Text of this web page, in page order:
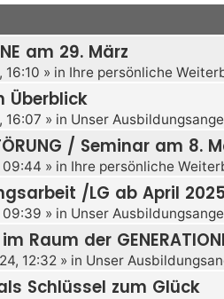
am 29. März
16:10 » in Ihre persönliche
Überblick
16:07 » in Unser
/ Seminar am 8.
09:44 » in Ihre persönliche
/LG ab April 2025
09:39 » in Unser
Raum der
12:32 » in Unser
als Schlüssel zum Glück